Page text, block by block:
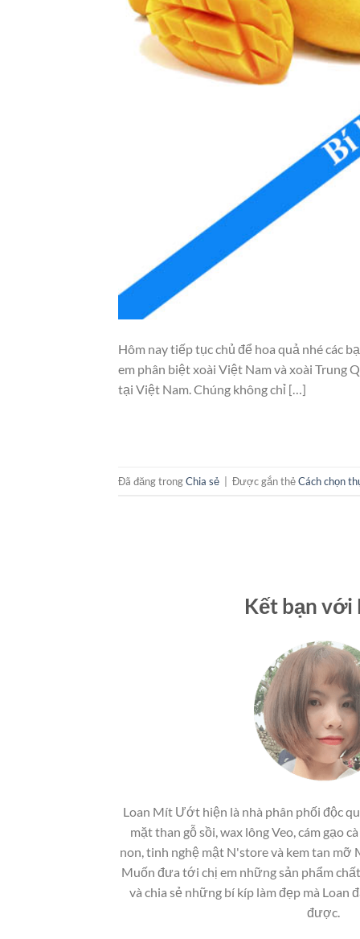
Hôm nay tiếp tục chủ để hoa quả nhé các
em phân biệt xoài Việt Nam và xoài Trung
tại Việt Nam. Chúng không chỉ […]
Đã đăng trongChia sẻ Được gắn thẻCách chọn
Kết bạn với
Loan Mít Ướt hiện là nhà phân phối độc
mặt than gỗ sồi, wax lông Veo, cám gạo
non, tinh nghệ mật N'store và kem tan mỡ
Muốn đưa tới chị em những sản phẩm
và chia sẻ những bí kíp làm đẹp mà Loan
được.